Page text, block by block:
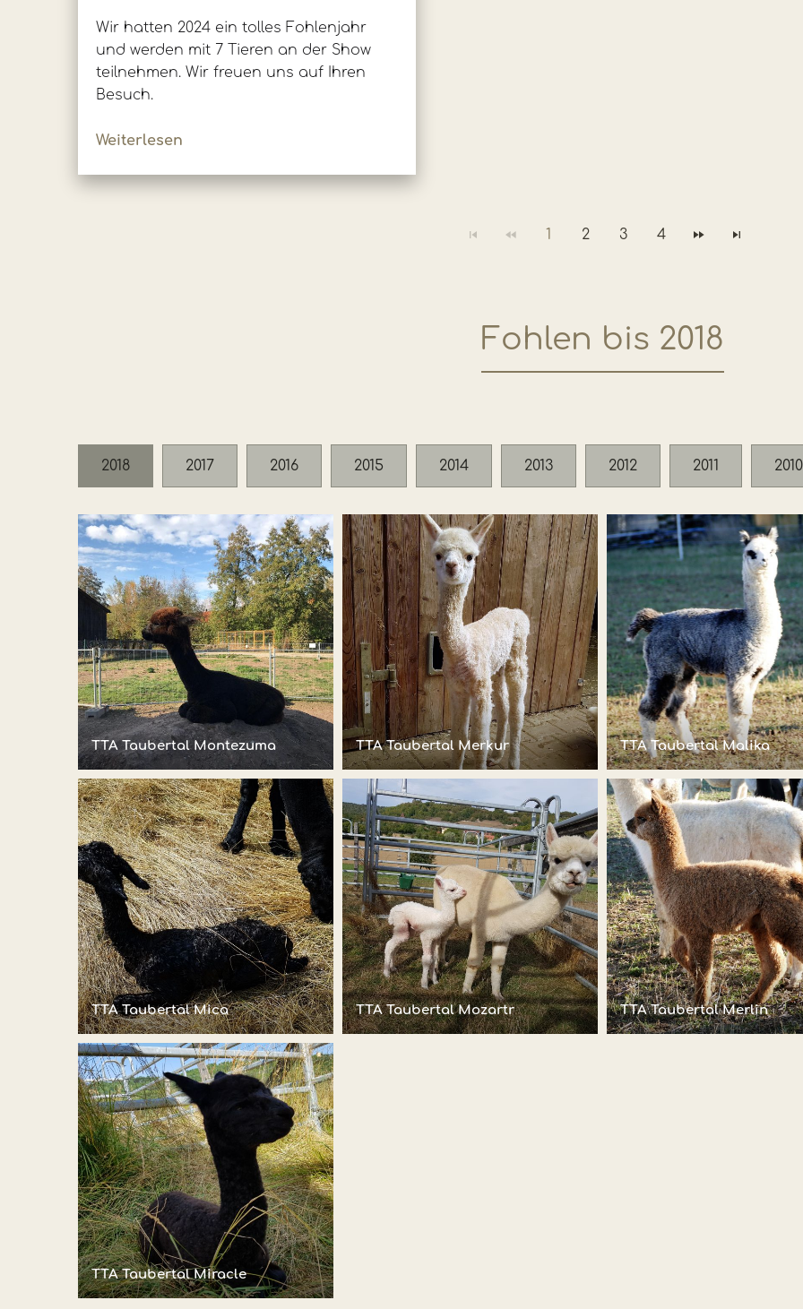
Wir hatten 2024 ein tolles Fohlenjahr
und werden mit 7 Tieren an der Show
teilnehmen. Wir freuen uns auf Ihren
Besuch.
Weiterlesen
1 2 3 4
Fohlen bis 2018
2018 2017 2016 2015 2014 2013 2012 2011 2010
TTA Taubertal Montezuma TTA Taubertal Merkur TTA Taubertal Malika
TTA Taubertal Mica TTA Taubertal Mozartr TTA Taubertal Merlin
TTA Taubertal Miracle